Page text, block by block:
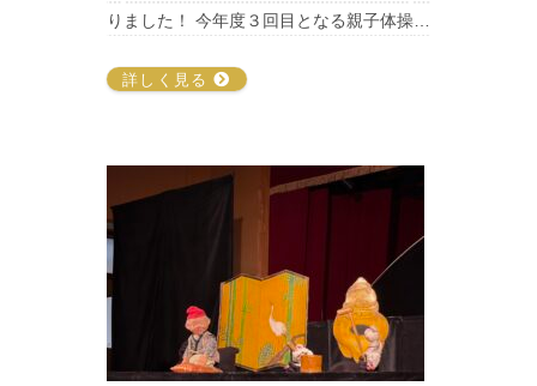
りました！ 今年度３回目となる親子体操…
詳しく見る